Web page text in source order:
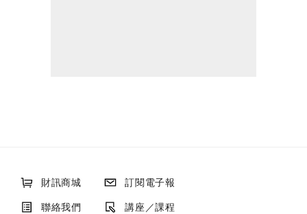
財訊商城
訂閱電子報
聯絡我們
講座／課程